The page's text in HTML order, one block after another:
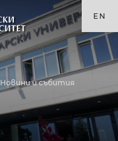
EN
Новини и събития